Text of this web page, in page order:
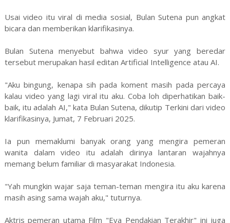
Usai video itu viral di media sosial, Bulan Sutena pun angkat
bicara dan memberikan klarifikasinya.
Bulan Sutena menyebut bahwa video syur yang beredar
tersebut merupakan hasil editan Artificial Intelligence atau AI.
"Aku bingung, kenapa sih pada koment masih pada percaya
kalau video yang lagi viral itu aku. Coba loh diperhatikan baik-
baik, itu adalah AI," kata Bulan Sutena, dikutip Terkini dari video
klarifikasinya, Jumat, 7 Februari 2025.
Ia pun memaklumi banyak orang yang mengira pemeran
wanita dalam video itu adalah dirinya lantaran wajahnya
memang belum familiar di masyarakat Indonesia.
"Yah mungkin wajar saja teman-teman mengira itu aku karena
masih asing sama wajah aku," tuturnya.
Aktris pemeran utama Film "Eva Pendakian Terakhir" ini juga